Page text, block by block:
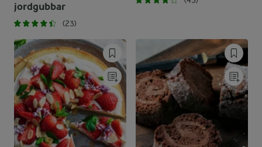
jordgubbar
(23)